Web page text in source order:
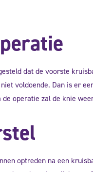
dat de voorste
voldoende. Dan is er
operatie zal de knie
optreden na een